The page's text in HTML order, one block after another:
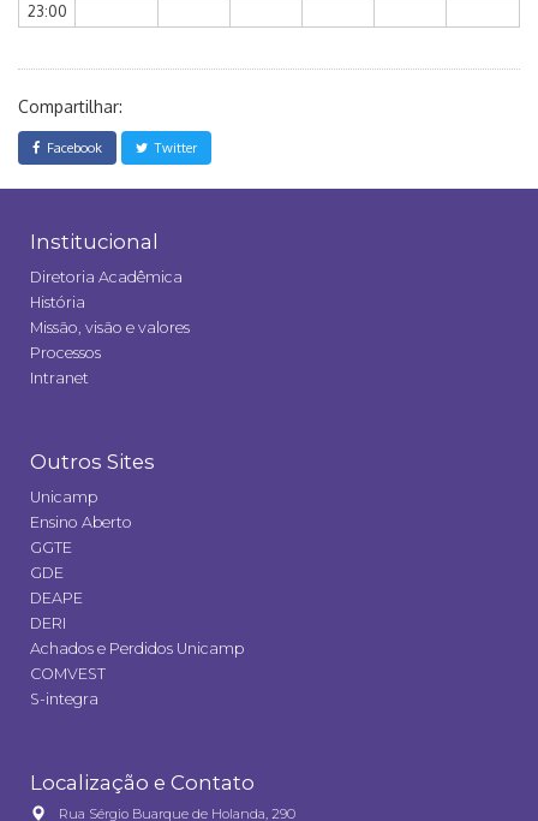
23:00
Compartilhar:
Facebook Twitter
Institucional
Diretoria Acadêmica
História
Missão, visão e valores
Processos
Intranet
Outros Sites
Unicamp
Ensino Aberto
GGTE
GDE
DEAPE
DERI
Achados e Perdidos Unicamp
COMVEST
S-integra
Localização e Contato
Rua Sérgio Buarque de Holanda, 290